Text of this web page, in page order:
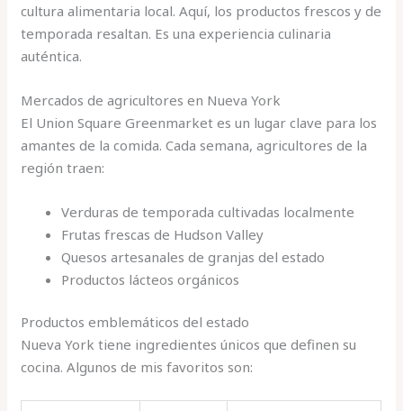
cultura alimentaria local. Aquí, los productos frescos y de
temporada resaltan. Es una experiencia culinaria
auténtica.
Mercados de agricultores en Nueva York
El Union Square Greenmarket es un lugar clave para los
amantes de la comida. Cada semana, agricultores de la
región traen:
Verduras de temporada cultivadas localmente
Frutas frescas de Hudson Valley
Quesos artesanales de granjas del estado
Productos lácteos orgánicos
Productos emblemáticos del estado
Nueva York tiene ingredientes únicos que definen su
cocina. Algunos de mis favoritos son: